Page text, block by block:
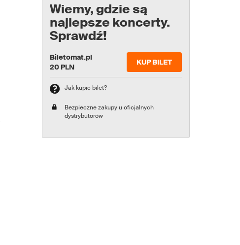
Wiemy, gdzie są
najlepsze koncerty.
Sprawdź!
Biletomat.pl
20 PLN
KUP BILET
Jak kupić bilet?
Bezpieczne zakupy u oficjalnych
dystrybutorów